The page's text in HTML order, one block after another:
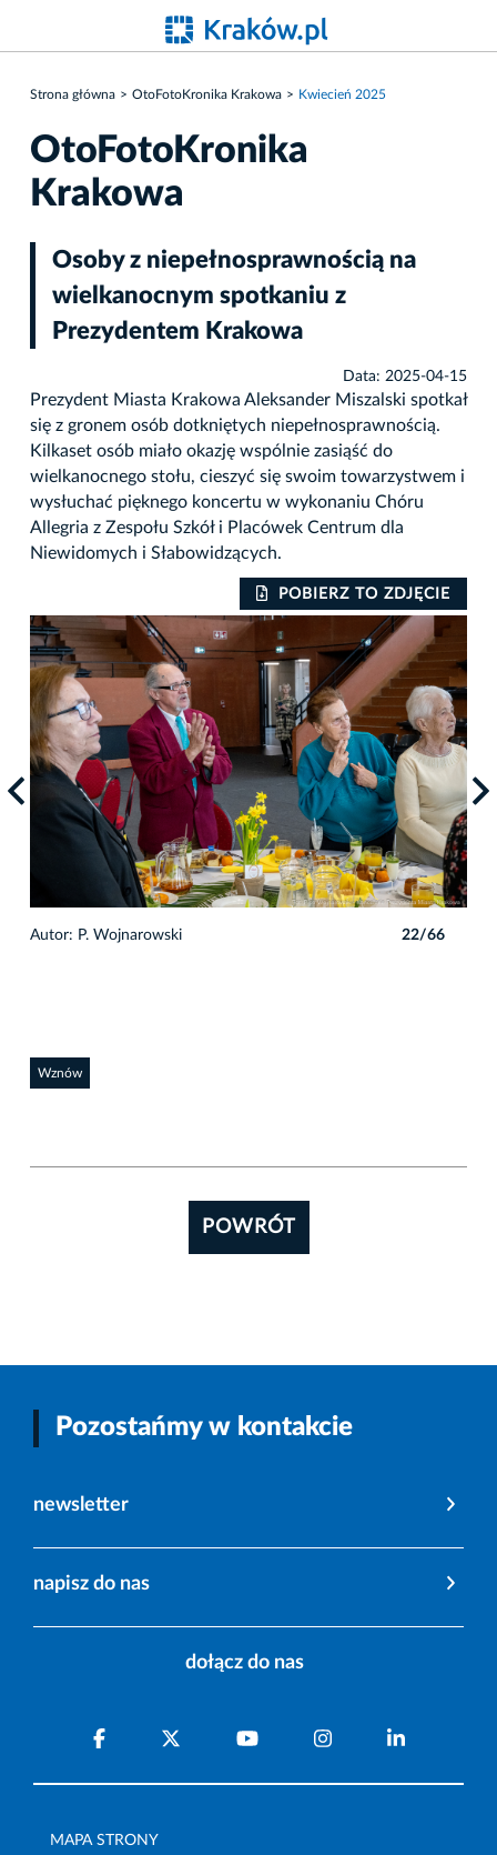
Strona główna OtoFotoKronika Krakowa Kwiecień 2025
OtoFotoKronika
Krakowa
Osoby z niepełnosprawnością na
wielkanocnym spotkaniu z
Prezydentem Krakowa
Data: 2025-04-15
Prezydent Miasta Krakowa Aleksander Miszalski spotkał
się z gronem osób dotkniętych niepełnosprawnością.
Kilkaset osób miało okazję wspólnie zasiąść do
wielkanocnego stołu, cieszyć się swoim towarzystwem i
wysłuchać pięknego koncertu w wykonaniu Chóru
Allegria z Zespołu Szkół i Placówek Centrum dla
Niewidomych i Słabowidzących.
POBIERZ TO ZDJĘCIE
Autor: P. Wojnarowski 22/66
Wznów
POWRÓT
Pozostańmy w kontakcie
newsletter
napisz do nas
dołącz do nas
MAPA STRONY